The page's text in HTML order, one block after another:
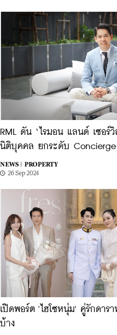
RML ดัน ‘ไรมอน แลนด์ เซอร์วิ
นิติบุคคล ยกระดับ Concierge
NEWS |
PROPERTY
26 Sep 2024
เปิดพอร์ต 'ไฮโซหนุ่ม' คู่รักดาร
บ้าง